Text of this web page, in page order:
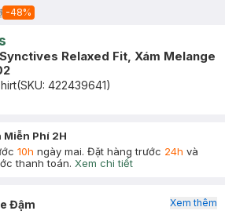
-48%
Relaxed Fit, Xám Melange
(SKU: 422439641)
Miễn Phí 2H
10h ngày mai. Đặt hàng trước 24h và
thanh toán. Xem chi tiết
Đậm Xem thêm